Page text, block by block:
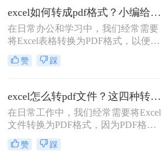
文将介绍几种免费且简单的方法，帮
助用户将Excel文件转换为PDF格式。
excel如何转成pdf格式？小编给你分享这三种方法！
​在日常办公和学习中，我们经常需要
将Excel表格转换为PDF格式，以便在
不改变原始格式的情况下进行分享、
打印或存档。那么excel如何转成pdf格
件转换为PDF格式的方法，帮助读者
轻松完成转换。
赞 踩
excel怎么转pdf文件？这四种转换方法看到就是赚到
在日常工作中，我们经常需要将Excel
文件转换为PDF格式，因为PDF格式
文件的优点是不易修改，易于打印和
共享，而且可以跨多个平台使用。在
赞 踩